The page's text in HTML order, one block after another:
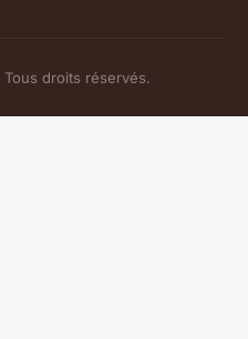
droits réservés.